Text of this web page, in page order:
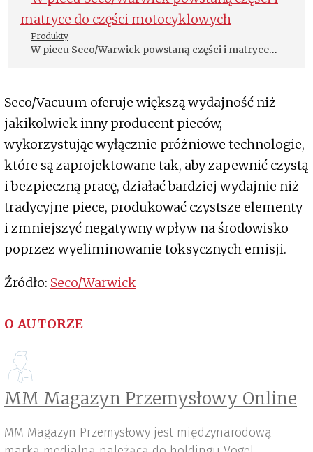
Produkty
W piecu Seco/Warwick powstaną części i matryce
Seco/Vacuum oferuje większą wydajność niż
jakikolwiek inny producent pieców,
wykorzystując wyłącznie próżniowe technologie,
które są zaprojektowane tak, aby zapewnić czystą
i bezpieczną pracę, działać bardziej wydajnie niż
tradycyjne piece, produkować czystsze elementy
i zmniejszyć negatywny wpływ na środowisko
poprzez wyeliminowanie toksycznych emisji.
Źródło: Seco/Warwick
O AUTORZE
MM Magazyn Przemysłowy Online
MM Magazyn Przemysłowy jest międzynarodową